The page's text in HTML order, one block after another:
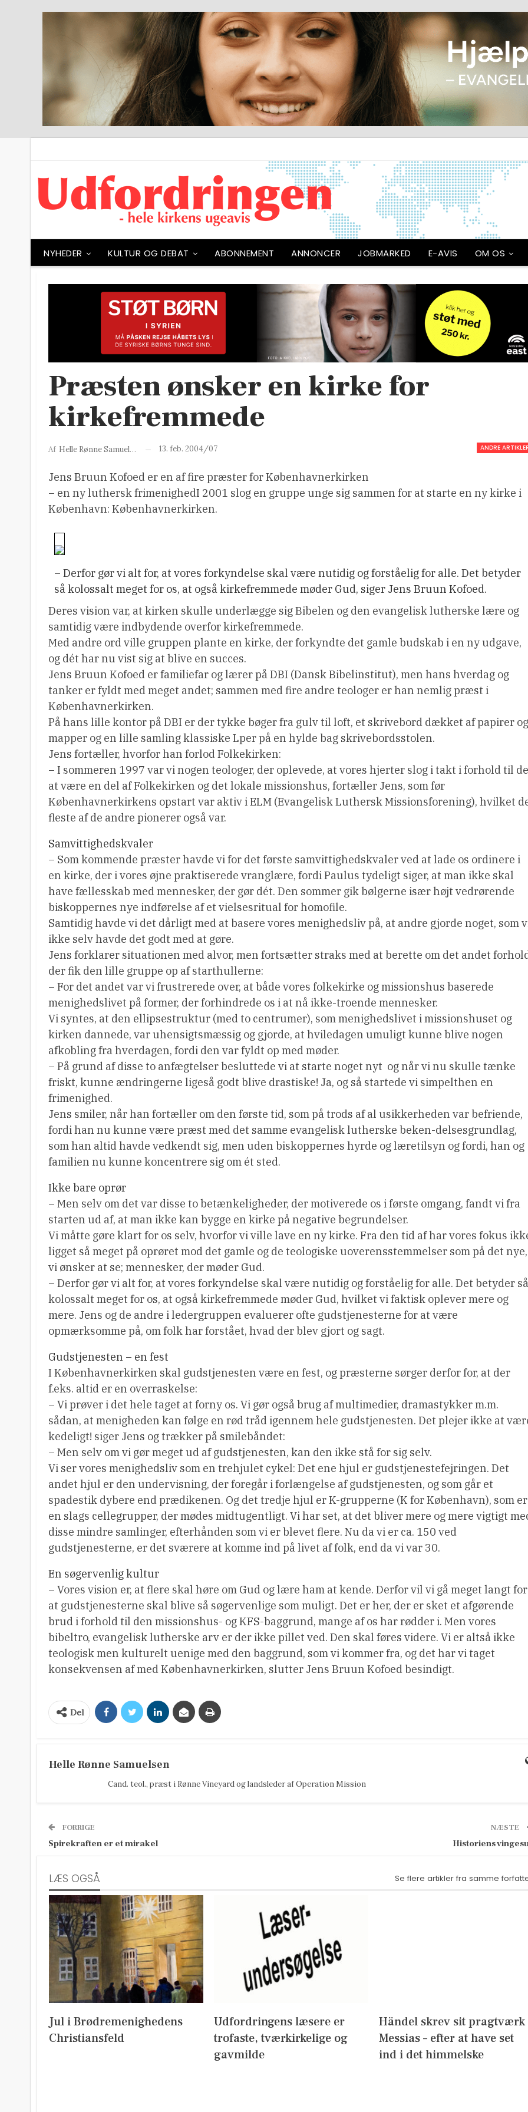
NYHEDER KULTUR OG DEBAT ABONNEMENT ANNONCER JOBMARKED E-AVIS OM OS
Præsten ønsker en kirke for
kirkefremmede
ANDRE
Af Helle Rønne Samuelsen 13. feb. 2004/07
Jens Bruun Kofoed er en af fire præster for Københavnerkirken
– en ny luthersk frimenighedI 2001 slog en gruppe unge sig sammen for at starte en ny kirke i
København: Københavnerkirken.
– Derfor gør vi alt for, at vores forkyndelse skal være nutidig og forståelig for alle. Det betyder
så kolossalt meget for os, at også kirkefremmede møder Gud, siger Jens Bruun Kofoed.
Deres vision var, at kirken skulle underlægge sig Bibelen og den evangelisk lutherske lære og
samtidig være indbydende overfor kirkefremmede.
Med andre ord ville gruppen plante en kirke, der forkyndte det gamle budskab i en ny udgave,
og dét har nu vist sig at blive en succes.
Jens Bruun Kofoed er familiefar og lærer på DBI (Dansk Bibelinstitut), men hans hverdag og
tanker er fyldt med meget andet; sammen med fire andre teologer er han nemlig præst i
Københavnerkirken.
På hans lille kontor på DBI er der tykke bøger fra gulv til loft, et skrivebord dækket af papirer og
mapper og en lille samling klassiske Lper på en hylde bag skrivebordsstolen.
Jens fortæller, hvorfor han forlod Folkekirken:
– I sommeren 1997 var vi nogen teologer, der oplevede, at vores hjerter slog i takt i forhold til
at være en del af Folkekirken og det lokale missionshus, fortæller Jens, som før
Københavnerkirkens opstart var aktiv i ELM (Evangelisk Luthersk Missionsforening), hvilket
fleste af de andre pionerer også var.
Samvittighedskvaler
– Som kommende præster havde vi for det første samvittighedskvaler ved at lade os ordinere i
en kirke, der i vores øjne praktiserede vranglære, fordi Paulus tydeligt siger, at man ikke skal
have fællesskab med mennesker, der gør dét. Den sommer gik bølgerne især højt vedrørende
biskoppernes nye indførelse af et vielsesritual for homofile.
Samtidig havde vi det dårligt med at basere vores menighedsliv på, at andre gjorde noget, som
ikke selv havde det godt med at gøre.
Jens forklarer situationen med alvor, men fortsætter straks med at berette om det andet
der fik den lille gruppe op af starthullerne:
– For det andet var vi frustrerede over, at både vores folkekirke og missionshus baserede
menighedslivet på former, der forhindrede os i at nå ikke-troende mennesker.
Vi syntes, at den ellipsestruktur (med to centrumer), som menighedslivet i missionshuset og
kirken dannede, var uhensigtsmæssig og gjorde, at hviledagen umuligt kunne blive nogen
afkobling fra hverdagen, fordi den var fyldt op med møder.
– På grund af disse to anfægtelser besluttede vi at starte noget nyt  og når vi nu skulle tænke
friskt, kunne ændringerne ligeså godt blive drastiske! Ja, og så startede vi simpelthen en
frimenighed.
Jens smiler, når han fortæller om den første tid, som på trods af al usikkerheden var befriende,
fordi han nu kunne være præst med det samme evangelisk lutherske beken-delsesgrundlag,
som han altid havde vedkendt sig, men uden biskoppernes hyrde og læretilsyn og fordi, han og
familien nu kunne koncentrere sig om ét sted.
Ikke bare oprør
– Men selv om det var disse to betænkeligheder, der motiverede os i første omgang, fandt vi fra
starten ud af, at man ikke kan bygge en kirke på negative begrundelser.
Vi måtte gøre klart for os selv, hvorfor vi ville lave en ny kirke. Fra den tid af har vores fokus
ligget så meget på oprøret mod det gamle og de teologiske uoverensstemmelser som på det nye,
vi ønsker at se; mennesker, der møder Gud.
– Derfor gør vi alt for, at vores forkyndelse skal være nutidig og forståelig for alle. Det betyder så
kolossalt meget for os, at også kirkefremmede møder Gud, hvilket vi faktisk oplever mere og
mere. Jens og de andre i ledergruppen evaluerer ofte gudstjenesterne for at være
opmærksomme på, om folk har forstået, hvad der blev gjort og sagt.
Gudstjenesten – en fest
I Københavnerkirken skal gudstjenesten være en fest, og præsterne sørger derfor for, at der
f.eks. altid er en overraskelse:
– Vi prøver i det hele taget at forny os. Vi gør også brug af multimedier, dramastykker m.m.
sådan, at menigheden kan følge en rød tråd igennem hele gudstjenesten. Det plejer ikke at
kedeligt! siger Jens og trækker på smilebåndet:
– Men selv om vi gør meget ud af gudstjenesten, kan den ikke stå for sig selv.
Vi ser vores menighedsliv som en trehjulet cykel: Det ene hjul er gudstjenestefejringen. Det
andet hjul er den undervisning, der foregår i forlængelse af gudstjenesten, og som går et
spadestik dybere end prædikenen. Og det tredje hjul er K-grupperne (K for København), som er
en slags cellegrupper, der mødes midtugentligt. Vi har set, at det bliver mere og mere vigtigt
disse mindre samlinger, efterhånden som vi er blevet flere. Nu da vi er ca. 150 ved
gudstjenesterne, er det sværere at komme ind på livet af folk, end da vi var 30.
En søgervenlig kultur
– Vores vision er, at flere skal høre om Gud og lære ham at kende. Derfor vil vi gå meget langt for
at gudstjenesterne skal blive så søgervenlige som muligt. Det er her, der er sket et afgørende
brud i forhold til den missionshus- og KFS-baggrund, mange af os har rødder i. Men vores
bibeltro, evangelisk lutherske arv er der ikke pillet ved. Den skal føres videre. Vi er altså ikke
teologisk men kulturelt uenige med den baggrund, som vi kommer fra, og det har vi taget
konsekvensen af med Københavnerkirken, slutter Jens Bruun Kofoed besindigt.
Del
Helle Rønne Samuelsen
Cand. teol., præst i Rønne Vineyard og landsleder af Operation Mission
FORRIGE
Spirekraften er et mirakel
NÆSTE
Historiens
LÆS OGSÅ Se flere artikler fra samme
Jul i Brødremenighedens
Christiansfeld
Udfordringens læsere er
trofaste, tværkirkelige og
gavmilde
Händel skrev sit pragtværk
Messias – efter at have set
ind i det himmelske